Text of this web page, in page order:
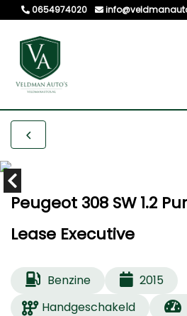
0654974020
Peugeot 308 SW 1.2
Lease Executive
Benzine
2015
Handgeschakeld